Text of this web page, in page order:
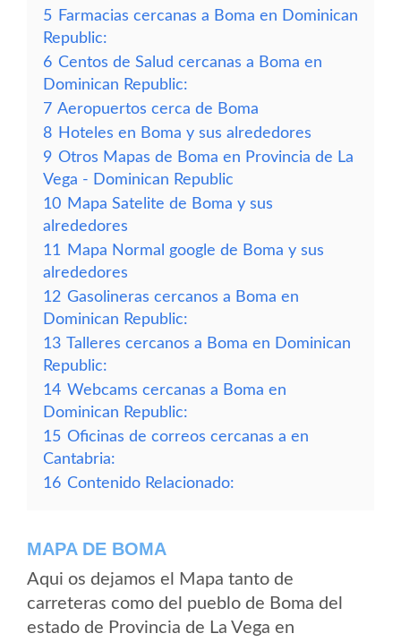
5 Farmacias cercanas a Boma en Dominican
Republic:
6 Centos de Salud cercanas a Boma en
Dominican Republic:
7 Aeropuertos cerca de Boma
8 Hoteles en Boma y sus alrededores
9 Otros Mapas de Boma en Provincia de La
Vega - Dominican Republic
10 Mapa Satelite de Boma y sus
alrededores
11
Mapa Normal google de Boma y sus
alrededores
12 Gasolineras cercanos a Boma en
Dominican Republic:
13 Talleres cercanos a Boma en Dominican
Republic:
14 Webcams cercanas a Boma en
Dominican Republic:
15 Oficinas de correos cercanas a en
Cantabria:
16 Contenido Relacionado:
MAPA DE BOMA
Aqui os dejamos el Mapa tanto de
carreteras como del pueblo de Boma del
estado de Provincia de La Vega en